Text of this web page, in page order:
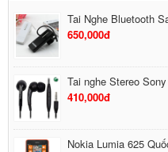
Tai Nghe Bluetooth
650,000đ
Tai nghe Stereo
410,000đ
Nokia Lumia 625